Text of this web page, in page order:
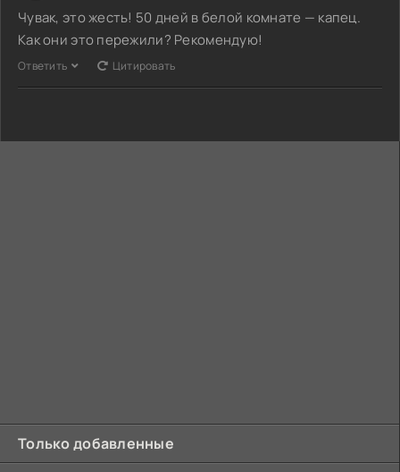
Чувак, это жесть! 50 дней в белой комнате — капец.
Как они это пережили? Рекомендую!
Ответить Цитировать
Только добавленные